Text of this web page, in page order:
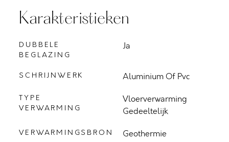
Karakteristieken
DUBBELE
BEGLAZING
Ja
SCHRIJNWERK Aluminium Of Pvc
TYPE
VERWARMING
Vloerverwarming
Gedeeltelijk
VERWARMINGSBRON Geothermie